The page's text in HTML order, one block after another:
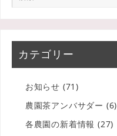
カテゴリー
お知らせ (71)
農園茶アンバサダー (6)
各農園の新着情報 (27)